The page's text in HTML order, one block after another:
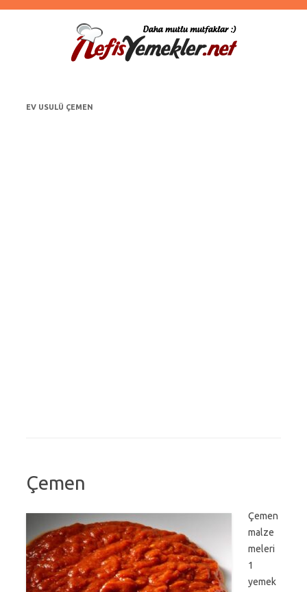
EV USULÜ ÇEMEN
Çemen
Çemen
malze
meleri
1
yemek